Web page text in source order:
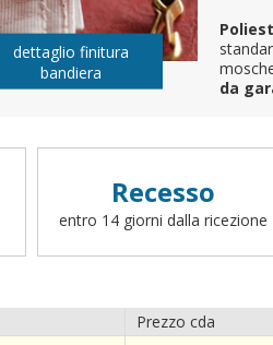
da
dettaglio finitura
bandiera
Recesso
entro 14 giorni dalla ricezione
Prezzo cda